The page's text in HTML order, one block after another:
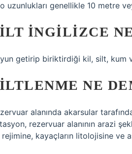
uzunlukları genellikle 10 metre
INGILIZCE
getirip biriktirdiği kil, silt, kum
NE
alanında akarsular
rezervuar alanının arazi
kayaçların litolojisine ve